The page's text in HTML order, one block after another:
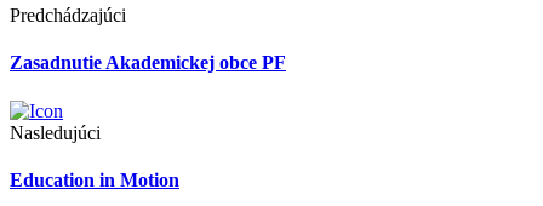
Predchádzajúci
Zasadnutie Akademickej obce PF
Nasledujúci
Education in Motion